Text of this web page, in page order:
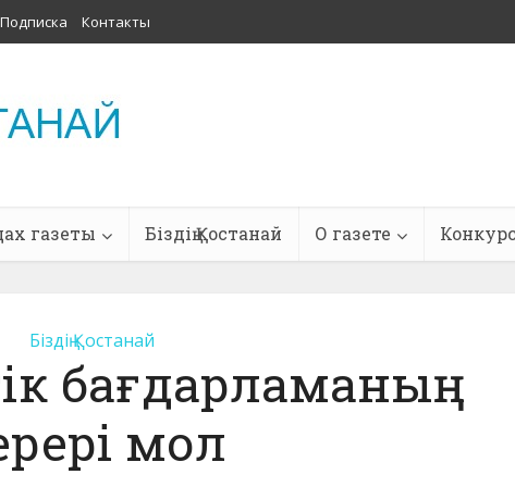
Подписка Контакты
газеты Біздің Қостанай О газете
Біздің Қостанай
бағдарламаның
мол